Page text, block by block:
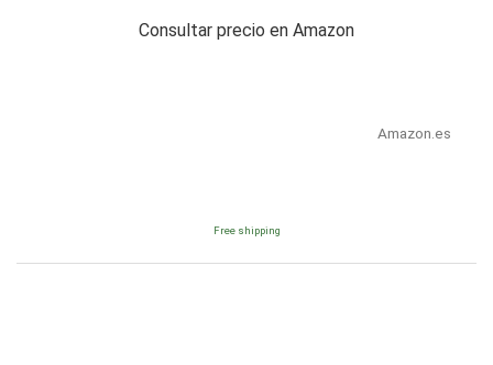
Consultar precio en Amazon
Amazon.es
Free shipping